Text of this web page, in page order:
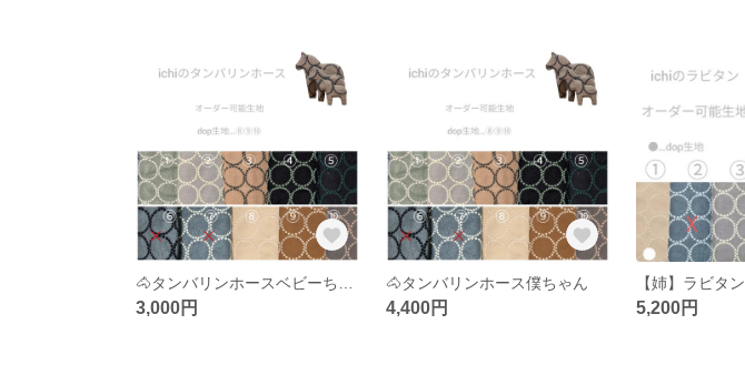
3,000円
🐴タンバリンホース僕ちゃん
4,400円
【姉】ラビタン
5,200円